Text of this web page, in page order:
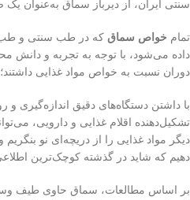
سنتی ایران، از دیرباز سماق
تمام خواص سماق که در طب سنتی و طب
داده می‌شود، با توجه به تجربه و دانش
دوران نسبت به خواص مواد غذایی
با داشتن دستگاه‌های دقیق اندازه‌گیری
تشکیل‌دهنده اقلام غذایی و دارویی،
دیگر مواد غذایی را از دریچه‌ای نو
دهیم که شاید در گذشته کوچک‌ترین
بر اساس مطالعات، سماق حاوی طیف